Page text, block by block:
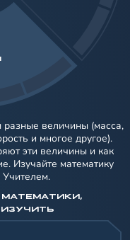
разные величины (масса,
и многое другое).
эти величины и как
Изучайте математику